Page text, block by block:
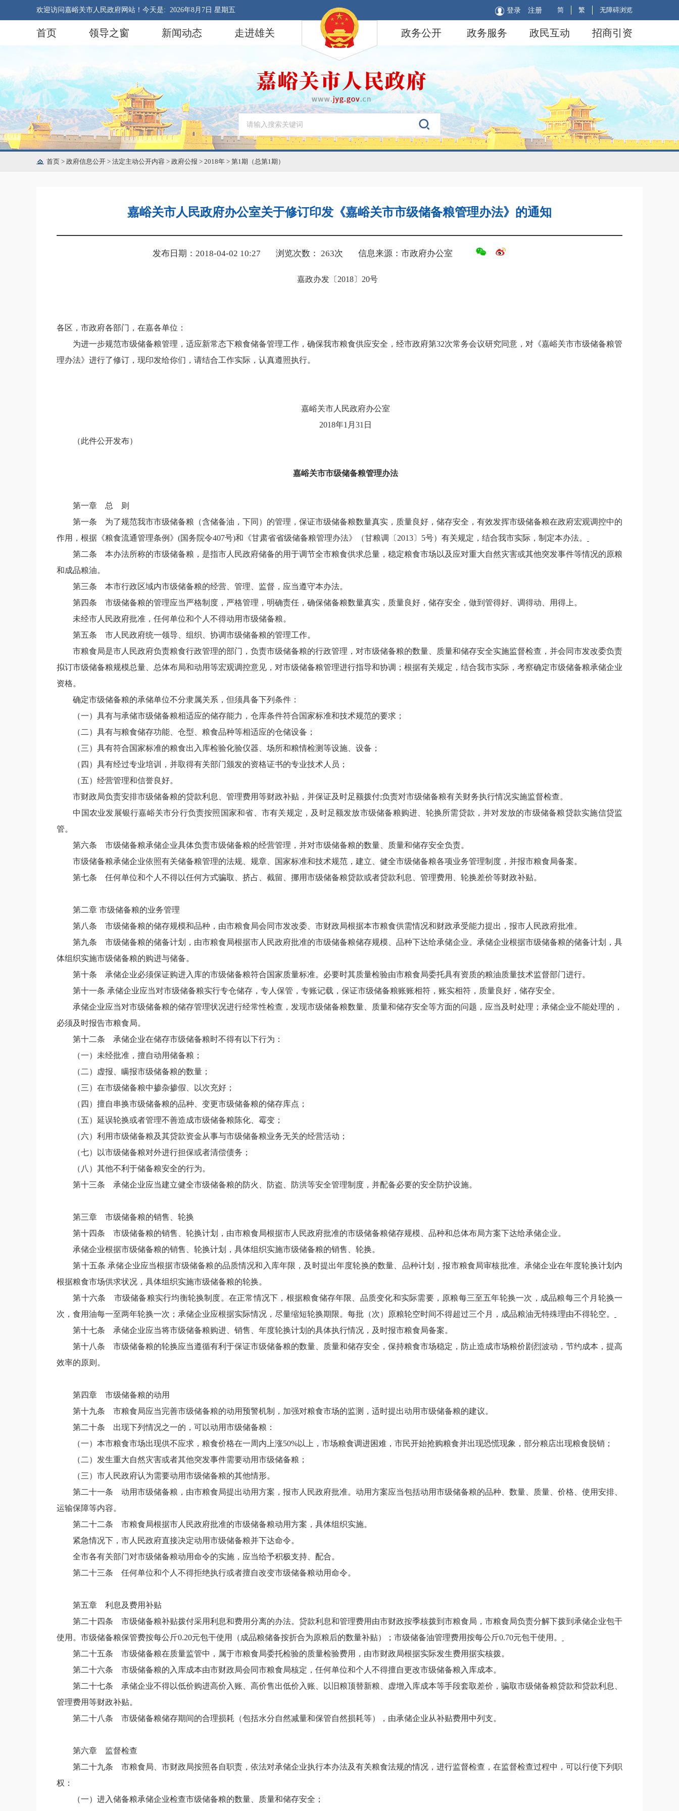
欢迎访问嘉峪关市人民政府网站！今天是: 2026年8月7日 星期五 简 繁 无障碍浏览
登录 注册
首页 领导之窗 新闻动态 走进雄关 政务公开 政务服务 政民互动 招商引资
首页 > 政府信息公开 > 法定主动公开内容 > 政府公报 > 2018年 > 第1期（总第1期）
嘉峪关市人民政府办公室关于修订印发《嘉峪关市市级储备粮管理办法》的通知
发布日期：2018-04-02 10:27 浏览次数： 263次 信息来源：市政府办公室
嘉政办发〔 2018〕 20号
各区，市政府各部门，在嘉各单位：
为进一步规范市级储备粮管理，适应新常态下粮食储备管理工作，确保我市粮食供应安全，经市政府第32次常务会议研究同意，对《嘉峪关市市级储备粮管
理办法》进行了修订，现印发给你们，请结合工作实际，认真遵照执行。
嘉峪关市人民政府办公室
2018年1 月 31 日
（此件公开发布）
嘉峪关市市级储备粮管理办法
第一章 总 则
第一条 为了规范我市市级储备粮（含储备油，下同）的管理，保证市级储备粮数量真实，质量良好，储存安全，有效发挥市级储备粮在政府宏观调控中的
作用，根据《粮食流通管理条例》 (国务院令407号)和《甘肃省省级储备粮管理办法》（甘粮调〔 2013〕 5号）有关规定，结合我市实际，制定本办法。
第二条 本办法所称的市级储备粮，是指市人民政府储备的用于调节全市粮食供求总量，稳定粮食市场以及应对重大自然灾害或其他突发事件等情况的原粮
和成品粮油。
第三条 本市行政区域内市级储备粮的经营、管理、监督，应当遵守本办法。
第四条 市级储备粮的管理应当严格制度，严格管理，明确责任，确保储备粮数量真实，质量良好，储存安全，做到管得好、调得动、用得上。
未经市人民政府批准，任何单位和个人不得动用市级储备粮。
第五条 市人民政府统一领导、组织、协调市级储备粮的管理工作。
市粮食局是市人民政府负责粮食行政管理的部门，负责市级储备粮的行政管理，对市级储备粮的数量、质量和储存安全实施监督检查，并会同市发改委负责
拟订市级储备粮规模总量、总体布局和动用等宏观调控意见，对市级储备粮管理进行指导和协调；根据有关规定，结合我市实际，考察确定市级储备粮承储企业
资格。
确定市级储备粮的承储单位不分隶属关系，但须具备下列条件：
（一）具有与承储市级储备粮相适应的储存能力，仓库条件符合国家标准和技术规范的要求；
（二）具有与粮食储存功能、仓型、粮食品种等相适应的仓储设备；
（三）具有符合国家标准的粮食出入库检验化验仪器、场所和粮情检测等设施、设备；
（四）具有经过专业培训，并取得有关部门颁发的资格证书的专业技术人员；
（五）经营管理和信誉良好。
市财政局负责安排市级储备粮的贷款利息、管理费用等财政补贴，并保证及时足额拨付;负责对市级储备粮有关财务执行情况实施监督检查。
中国农业发展银行嘉峪关市分行负责按照国家和省、市有关规定，及时足额发放市级储备粮购进、轮换所需贷款，并对发放的市级储备粮贷款实施信贷监
管。
第六条 市级储备粮承储企业具体负责市级储备粮的经营管理，并对市级储备粮的数量、质量和储存安全负责。
市级储备粮承储企业依照有关储备粮管理的法规、规章、国家标准和技术规范，建立、健全市级储备粮各项业务管理制度，并报市粮食局备案。
第七条 任何单位和个人不得以任何方式骗取、挤占、截留、 挪用市级储备粮贷款或者贷款利息、管理费用、轮换差价等财政补贴。
第二章 市级储备粮的业务管理
第八条 市级储备粮的储存规模和品种，由市粮食局会同市发改委、市财政局根据本市粮食供需情况和财政承受能力提出，报市人民政府批准。
第九条 市级储备粮的储备计划，由市粮食局根据市人民政府批准的市级储备粮储存规模、品种下达给承储企业。承储企业根据市级储备粮的储备计划，具
体组织实施市级储备粮的购进与储备。
第十条 承储企业必须保证购进入库的市级储备粮符合国家质量标准。必要时其质量检验由市粮食局委托具有资质的粮油质量技术监督部门进行。
第十一条 承储企业应当对市级储备粮实行专仓储存，专人保管，专账记载，保证市级储备粮账账相符，账实相符，质量良好，储存安全。
承储企业应当对市级储备粮的储存管理状况进行经常性检查，发现市级储备粮数量、质量和储存安全等方面的问题，应当及时处理；承储企业不能处理的，
必须及时报告市粮食局。
第十二条 承储企业在储存市级储备粮时不得有以下行为：
（一）未经批准，擅自动用储备粮；
（二）虚报、瞒报市级储备粮的数量；
（三）在市级储备粮中掺杂掺假、以次充好；
（四）擅自串换市级储备粮的品种、变更市级储备粮的储存库点；
（五）延误轮换或者管理不善造成市级储备粮陈化、霉变；
（六）利用市级储备粮及其贷款资金从事与市级储备粮业务无关的经营活动；
（七）以市级储备粮对外进行担保或者清偿债务；
（八）其他不利于储备粮安全的行为。
第十三条 承储企业应当建立健全市级储备粮的防火、防盗、防洪等安全管理制度，并配备必要的安全防护设施。
第三章 市级储备粮的销售、轮换
第十四条 市级储备粮的销售、轮换计划，由市粮食局根据市人民政府批准的市级储备粮储存规模、品种和总体布局方案下达给承储企业。
承储企业根据市级储备粮的销售、轮换计划，具体组织实施市级储备粮的销售、轮换。
第十五条 承储企业应当根据市级储备粮的品质情况和入库年限，及时提出年度轮换的数量、品种计划，报市粮食局审核批准。承储企业在年度轮换计划内
根据粮食市场供求状况，具体组织实施市级储备粮的轮换。
第十六条 市级储备粮实行均衡轮换制度。在正常情况下，根据粮食储存年限、品质变化和实际需要，原粮每三至五年轮换一次，成品粮每三个月轮换一
次，食用油每一至两年轮换一次；承储企业应根据实际情况，尽量缩短轮换期限。每批（次）原粮轮空时间不得超过三个月，成品粮油无特殊理由不得轮空。
第十七条 承储企业应当将市级储备粮购进、销售、年度轮换计划的具体执行情况，及时报市粮食局备案。
第十八条 市级储备粮的轮换应当遵循有利于保证市级储备粮的数量、质量和储存安全，保持粮食市场稳定，防止造成市场粮价剧烈波动，节约成本，提高
效率的原则。
第四章 市级储备粮的动用
第十九条 市粮食局应当完善市级储备粮的动用预警机制，加强对粮食市场的监测，适时提出动用市级储备粮的建议。
第二十条 出现下列情况之一的，可以动用市级储备粮：
（一）本市粮食市场出现供不应求，粮食价格在一周内上涨50%以上，市场粮食调进困难，市民开始抢购粮食并出现恐慌现象，部分粮店出现粮食脱销；
（二）发生重大自然灾害或者其他突发事件需要动用市级储备粮；
（三）市人民政府认为需要动用市级储备粮的其他情形。
第二十一条 动用市级储备粮，由市粮食局提出动用方案，报市人民政府批准。动用方案应当包括动用市级储备粮的品种、数量、质量、价格、使用安排、
运输保障等内容。
第二十二条 市粮食局根据市人民政府批准的市级储备粮动用方案，具体组织实施。
紧急情况下，市人民政府直接决定动用市级储备粮并下达命令。
全市各有关部门对市级储备粮动用命令的实施，应当给予积极支持、配合。
第二十三条 任何单位和个人不得拒绝执行或者擅自改变市级储备粮动用命令。
第五章 利息及费用补贴
第二十四条 市级储备粮补贴拨付采用利息和费用分离的办法。贷款利息和管理费用由市财政按季核拨到市粮食局，市粮食局负责分解下拨到承储企业包干
使用。市级储备粮保管费按每公斤0.20元包干使用（成品粮储备按折合为原粮后的数量补贴）；市级储备油管理费用按每公斤0.70元包干使用。
第二十五条 市级储备粮在质量监管中，属于市粮食局委托检验的质量检验费用，由市财政局根据实际发生费用据实核拨。
第二十六条 市级储备粮的入库成本由市财政局会同市粮食局核定，任何单位和个人不得擅自更改市级储备粮入库成本。
第二十七条 承储企业不得以低价购进高价入账、高价售出低价入账、以旧粮顶替新粮、虚增入库成本等手段套取差价，骗取市级储备粮贷款和贷款利息、
管理费用等财政补贴。
第二十八条 市级储备粮储存期间的合理损耗（包括水分自然减量和保管自然损耗等），由承储企业从补贴费用中列支。
第六章 监督检查
第二十九条 市粮食局、市财政局按照各自职责，依法对承储企业执行本办法及有关粮食法规的情况，进行监督检查，在监督检查过程中，可以行使下列职
权：
（一）进入储备粮承储企业检查市级储备粮的数量、质量和储存安全；